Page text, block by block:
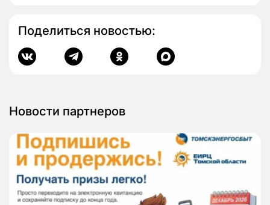
Поделиться новостью:
Новости партнеров